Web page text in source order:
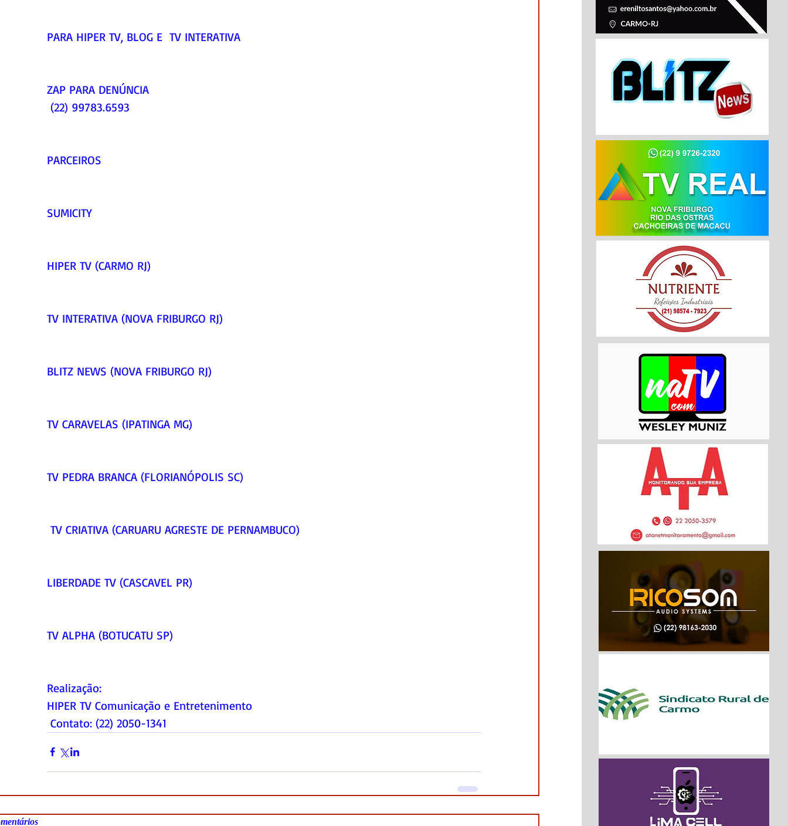
PARA HIPER TV, BLOG E  TV INTERATIVA
ZAP PARA DENÚNCIA
(22) 99783.6593
PARCEIROS
SUMICITY
HIPER TV (CARMO RJ)
TV INTERATIVA (NOVA FRIBURGO RJ)
BLITZ NEWS (NOVA FRIBURGO RJ)
TV CARAVELAS (IPATINGA MG)
TV PEDRA BRANCA (FLORIANÓPOLIS SC)
TV CRIATIVA (CARUARU AGRESTE DE PERNAMBUCO)
LIBERDADE TV (CASCAVEL PR)
TV ALPHA (BOTUCATU SP)
Realização:
HIPER TV Comunicação e Entretenimento
Contato: (22) 2050-1341